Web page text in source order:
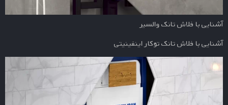
آشنایی با فلاش تانک والسیر
آشنایی با فلاش تانک توکار اینفینیتی